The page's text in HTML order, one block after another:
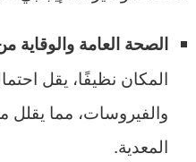
الصحة العامة والوقاية
المكان نظيفًا، يقل
والفيروسات، مما يقلل
المعدية.